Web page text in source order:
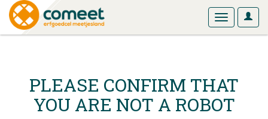
User
Toggle
PLEASE CONFIRM THAT
YOU ARE NOT A ROBOT